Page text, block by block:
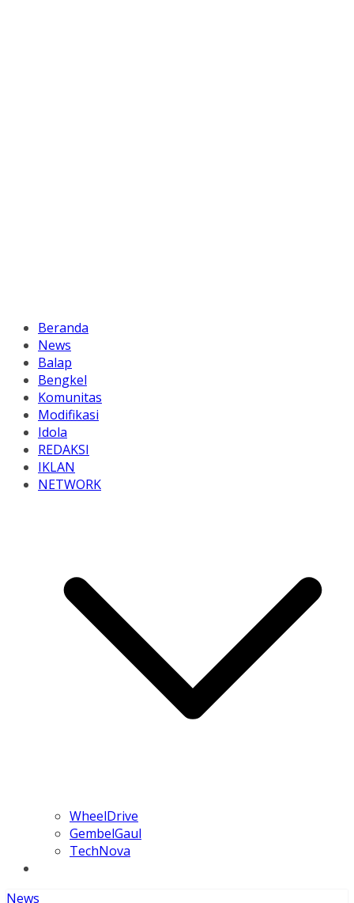
Beranda
News
Balap
Bengkel
Komunitas
Modifikasi
Idola
REDAKSI
IKLAN
NETWORK
WheelDrive
GembelGaul
TechNova
News